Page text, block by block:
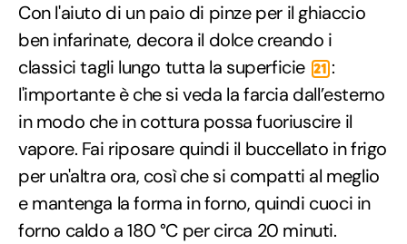
Con l'aiuto di un paio di pinze per il ghiaccio
ben infarinate, decora il dolce creando i
classici tagli lungo tutta la superficie 21 :
l'importante è che si veda la farcia dall’esterno
in modo che in cottura possa fuoriuscire il
vapore. Fai riposare quindi il buccellato in frigo
per un'altra ora, così che si compatti al meglio
e mantenga la forma in forno, quindi cuoci in
forno caldo a 180 °C per circa 20 minuti.